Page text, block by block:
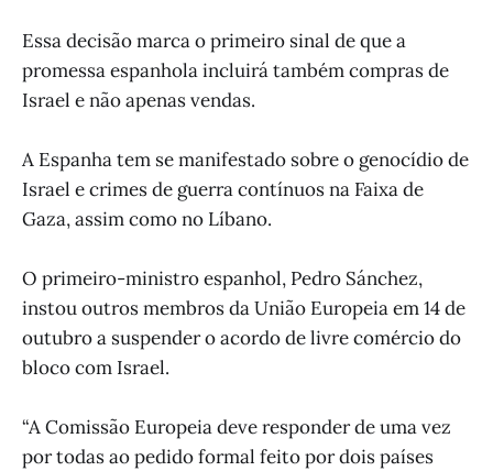
Essa decisão marca o primeiro sinal de que a
promessa espanhola incluirá também compras de
Israel e não apenas vendas.
A Espanha tem se manifestado sobre o genocídio de
Israel e crimes de guerra contínuos na Faixa de
Gaza, assim como no Líbano.
O primeiro-ministro espanhol, Pedro Sánchez,
instou outros membros da União Europeia em 14 de
outubro a suspender o acordo de livre comércio do
bloco com Israel.
“A Comissão Europeia deve responder de uma vez
por todas ao pedido formal feito por dois países